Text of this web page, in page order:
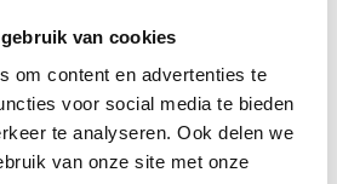
van cookies
om content en advertenties te
voor social media te bieden
te analyseren. Ook delen we
van onze site met onze
er verschillen zijn. Geschikt voor in de